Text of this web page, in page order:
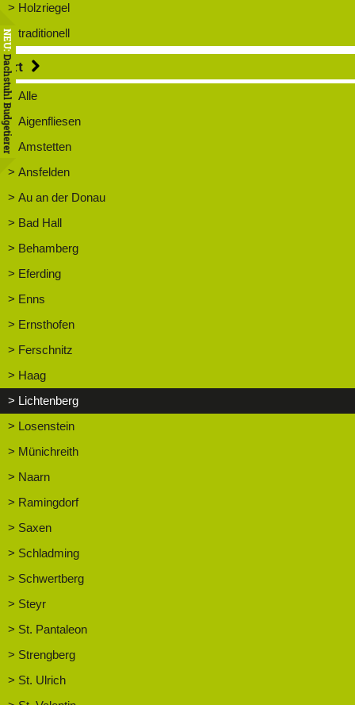
> Holzriegel
> traditionell
Ort
> Alle
> Aigenfliesen
> Amstetten
> Ansfelden
> Au an der Donau
> Bad Hall
> Behamberg
> Eferding
> Enns
> Ernsthofen
> Ferschnitz
> Haag
> Lichtenberg
> Losenstein
> Münichreith
> Naarn
> Ramingdorf
> Saxen
> Schladming
> Schwertberg
> Steyr
> St. Pantaleon
> Strengberg
> St. Ulrich
NEU:
Dachstuhl Budgetierer